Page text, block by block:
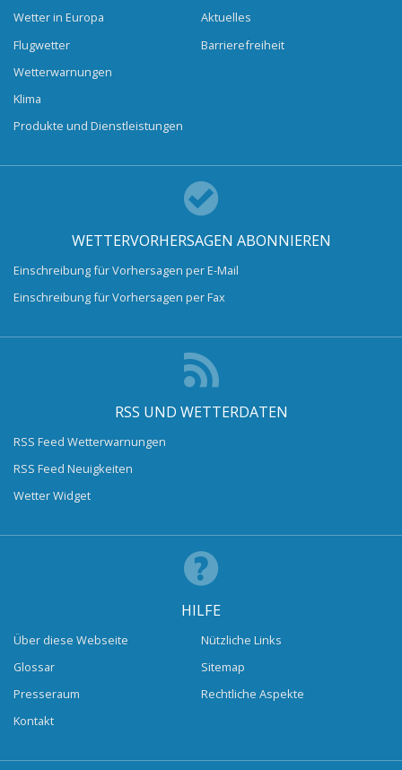
Wetter in Europa
Flugwetter
Wetterwarnungen
Klima
Produkte und Dienstleistungen
Aktuelles
Barrierefreiheit
WETTERVORHERSAGEN ABONNIEREN
Einschreibung für Vorhersagen per E-Mail
Einschreibung für Vorhersagen per Fax
RSS UND WETTERDATEN
RSS Feed Wetterwarnungen
RSS Feed Neuigkeiten
Wetter Widget
HILFE
Über diese Webseite
Glossar
Presseraum
Kontakt
Nützliche Links
Sitemap
Rechtliche Aspekte